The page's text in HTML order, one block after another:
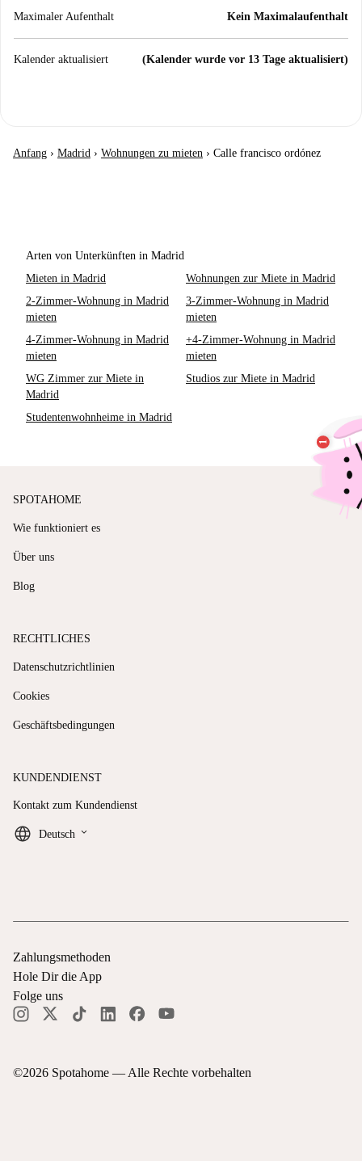
Maximaler Aufenthalt Kein Maximalaufenthalt
Kalender aktualisiert (Kalender wurde vor 13 Tage aktualisiert)
Anfang › Madrid › Wohnungen zu mieten › Calle francisco ordónez
Arten von Unterkünften in Madrid
Mieten in Madrid
Wohnungen zur Miete in Madrid
2-Zimmer-Wohnung in Madrid
mieten
3-Zimmer-Wohnung in Madrid
mieten
4-Zimmer-Wohnung in Madrid
mieten
+4-Zimmer-Wohnung in Madrid
mieten
WG Zimmer zur Miete in
Madrid
Studios zur Miete in Madrid
Studentenwohnheime in Madrid
SPOTAHOME
Wie funktioniert es
Über uns
Blog
RECHTLICHES
Datenschutzrichtlinien
Cookies
Geschäftsbedingungen
KUNDENDIENST
Kontakt zum Kundendienst
Deutsch keyboard_arrow_down
©2026 Spotahome — Alle Rechte vorbehalten
Zahlungsmethoden
Hole Dir die App
Folge uns